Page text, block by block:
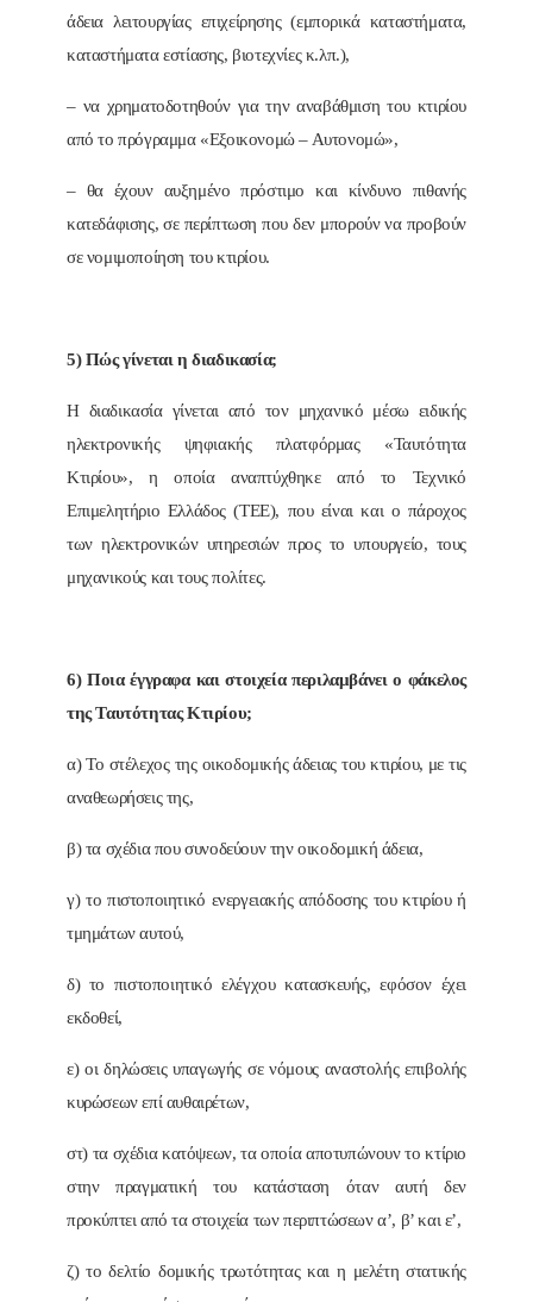
άδεια λειτουργίας επιχείρησης (εμπορικά καταστήματα,
καταστήματα εστίασης, βιοτεχνίες κ.λπ.),
– να χρηματοδοτηθούν για την αναβάθμιση του κτιρίου
από το πρόγραμμα «Εξοικονομώ – Αυτονομώ»,
– θα έχουν αυξημένο πρόστιμο και κίνδυνο πιθανής
κατεδάφισης, σε περίπτωση που δεν μπορούν να προβούν
σε νομιμοποίηση του κτιρίου.
5) Πώς γίνεται η διαδικασία;
Η διαδικασία γίνεται από τον μηχανικό μέσω ειδικής
ηλεκτρονικής ψηφιακής πλατφόρμας «Ταυτότητα
Κτιρίου», η οποία αναπτύχθηκε από το Τεχνικό
Επιμελητήριο Ελλάδος (ΤΕΕ), που είναι και ο πάροχος
των ηλεκτρονικών υπηρεσιών προς το υπουργείο, τους
μηχανικούς και τους πολίτες.
6) Ποια έγγραφα και στοιχεία περιλαμβάνει ο φάκελος
της Ταυτότητας Κτιρίου;
α) Το στέλεχος της οικοδομικής άδειας του κτιρίου, με τις
αναθεωρήσεις της,
β) τα σχέδια που συνοδεύουν την οικοδομική άδεια,
γ) το πιστοποιητικό ενεργειακής απόδοσης του κτιρίου ή
τμημάτων αυτού,
δ) το πιστοποιητικό ελέγχου κατασκευής, εφόσον έχει
εκδοθεί,
ε) οι δηλώσεις υπαγωγής σε νόμους αναστολής επιβολής
κυρώσεων επί αυθαιρέτων,
στ) τα σχέδια κατόψεων, τα οποία αποτυπώνουν το κτίριο
στην πραγματική του κατάσταση όταν αυτή δεν
προκύπτει από τα στοιχεία των περιπτώσεων α’, β’ και ε’,
ζ) το δελτίο δομικής τρωτότητας και η μελέτη στατικής